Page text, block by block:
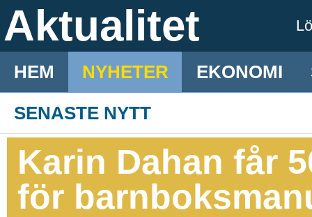
Aktualitet
HEM NYHETER EKONOMI
SENASTE NYTT
Karin Dahan får
för